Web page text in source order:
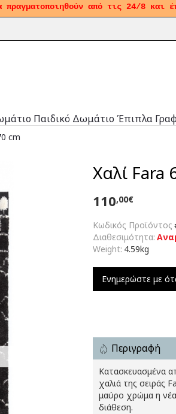
πραγματοποιηθούν από τις 24/8 και
Παιδικό Δωμάτιο Έπιπλα
cm
Χαλί Fara
Κωδικός Προϊόντος
Διαθεσιμότητα:
Weight: 4.59kg
110,00€
Ενημερώστε με
Περιγραφή
Κατασκευασμένα
χαλιά της σειράς
μαύρο χρώμα η νέα
διάθεση.